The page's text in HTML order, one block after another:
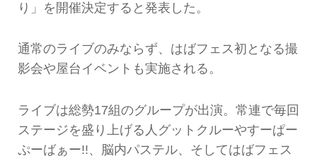
り」を開催決定すると発表した。
通常のライブのみならず、はばフェス初となる撮
影会や屋台イベントも実施される。
ライブは総勢17組のグループが出演。常連で毎回
ステージを盛り上げる人グットクルーやすーぱー
ぷーばぁー!!、脳内パステル、そしてはばフェス